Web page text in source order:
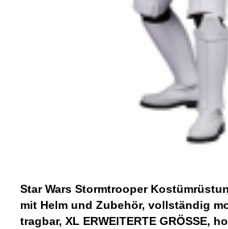
Star Wars Stormtrooper
mit Helm und Zubehör, vollständig
tragbar, XL ERWEITERTE GRÖSSE,